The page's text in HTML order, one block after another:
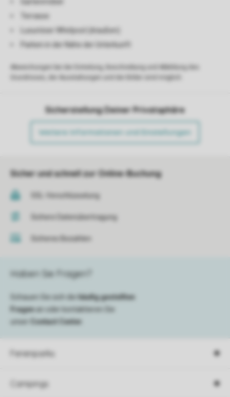
Terrasse
Luxuriöser Whirlpool (draußen)
Parken in der Nähe der Unterkunft
Sicherstellung Deiner Privatsphäre
Weitere Informationen und Einstellungen
Sicher und schnell zur Online-Buchung
SSL-Verschlüsselung
Sichere Datenübertragung
Sicheres Bezahlen
Ferienparks
Campings
Haben Sie Fragen?
Schauen Sie sich die
häufig gestellten
Fragen an oder kontaktieren Sie
unser
Contact Center